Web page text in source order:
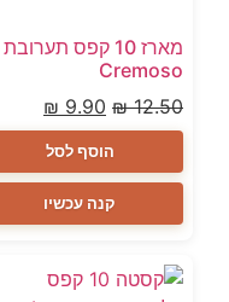
מארז 10 קפס תערובת
Cremoso
₪12.50
₪ 9.90
הוסף לסל
קנה עכשיו